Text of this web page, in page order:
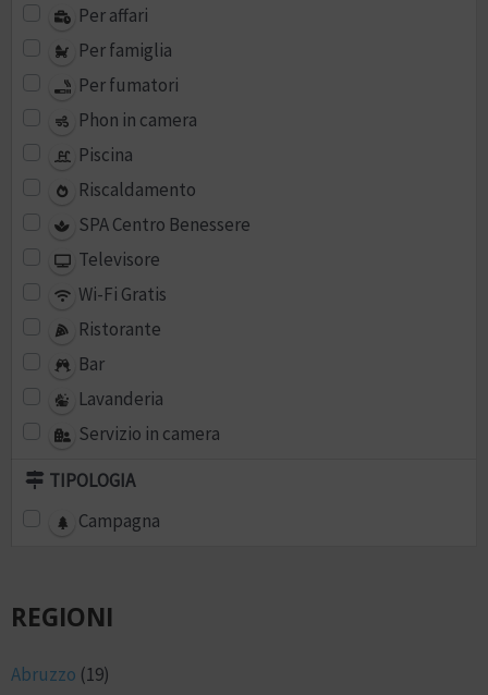
Per affari
Per famiglia
Per fumatori
Phon in camera
Piscina
Riscaldamento
SPA Centro Benessere
Televisore
Wi-Fi Gratis
Ristorante
Bar
Lavanderia
Servizio in camera
TIPOLOGIA
Campagna
REGIONI
Abruzzo (19)